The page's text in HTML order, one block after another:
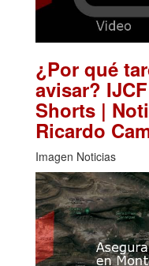
¿Por qué
avisar?
Shorts |
Ricardo
Imagen Noticias